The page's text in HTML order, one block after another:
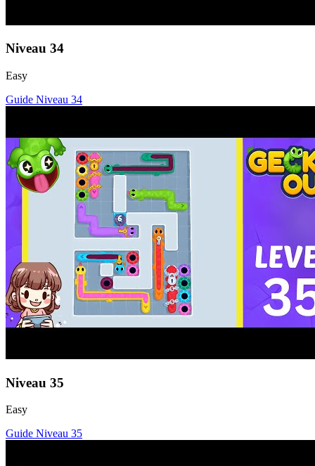
Niveau 34
Easy
Guide Niveau 34
Niveau 35
Easy
Guide Niveau 35